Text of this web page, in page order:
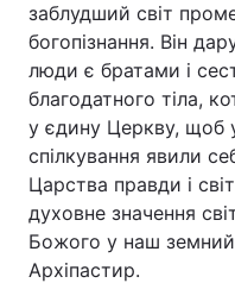
Здоров'я
Цікавинки
Екологія
Лонгріди
Відео з Youtube
заблудший світ
богопізнання. Він
люди є братами і
благодатного тіла,
у єдину Церкву, щоб
спілкування явили
Царства правди і
духовне значення
Божого у наш земний
Архіпастир.